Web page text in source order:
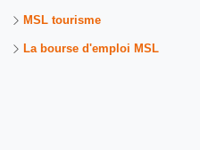
MSL tourisme
La bourse d'emploi MSL